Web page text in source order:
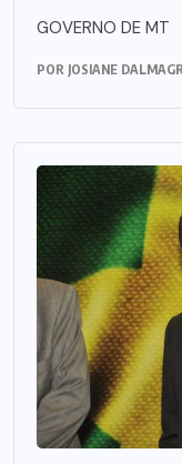
GOVERNO DE MT
POR JOSIANE